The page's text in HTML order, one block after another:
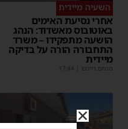
השעיה מיידית
אחרי נסיעת האימים
באוטובוס מאשדוד: הנהג
הושעה מתפקידו – משרד
התחבורה הורה על בדיקה
מיידית
מנחם דויטש |
17:44